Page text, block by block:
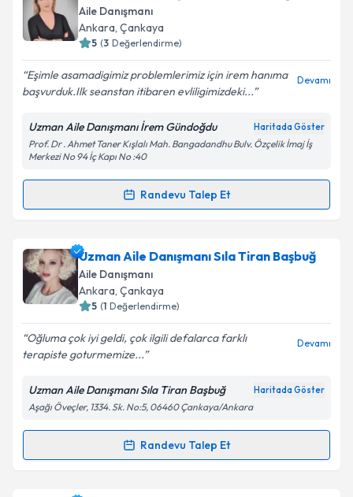
takvimi talebi oluşturun. Size bu uzmandan randevu
almanız için bir takvim hazırlandığında e-posta ile
bilgilendireceğiz.
E-posta Adresiniz
Kişisel verilerimin işlenmesine ilişkinAydınlatma
Metni'ni okudum ve kişisel verilerimin belirtilen
kapsamda işlenmesini kabul ediyorum.
Aile Danışmanı
Ankara, Çankaya
5 (3 Değerlendirme)
Eşimle asamadigimiz problemlerimiz için irem hanıma
başvurduk.Ilk seanstan itibaren evliligimizdeki...
Devamı
Uzman Aile Danışmanı İrem Gündoğdu Haritada Göster
Prof. Dr . Ahmet Taner Kışlalı Mah. Bangadandhu Bulv. Özçelik İmaj İş
Merkezi No 94 İç Kapı No :40
Randevu Talep Et
Randevu Takvimi Talebi
Uzman Aile Danışmanı İrem Gündoğduiçin
randevu takvimi talebi oluşturun. Size bu uzmandan
randevu almanız için bir takvim hazırlandığında e-
posta ile bilgilendireceğiz.
E-posta Adresiniz
Kişisel verilerimin işlenmesine ilişkinAydınlatma
Metni'ni okudum ve kişisel verilerimin belirtilen
kapsamda işlenmesini kabul ediyorum.
Uzman Aile Danışmanı Sıla Tiran Başbuğ
Aile Danışmanı
Ankara, Çankaya
5 (1 Değerlendirme)
Oğluma çok iyi geldi, çok ilgili defalarca farklı
terapiste goturmemize...
Devamı
Uzman Aile Danışmanı Sıla Tiran Başbuğ Haritada Göster
Aşağı Öveçler, 1334. Sk. No:5, 06460 Çankaya/Ankara
Randevu Talep Et
Randevu Takvimi Talebi